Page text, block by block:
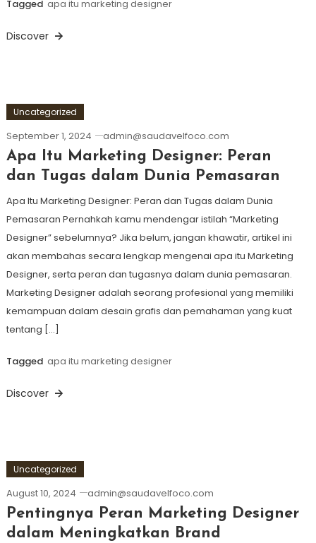
Tagged apa itu marketing designer
Discover
Uncategorized
September 1, 2024 admin@saudavelfoco.com
Apa Itu Marketing Designer: Peran
dan Tugas dalam Dunia Pemasaran
Apa Itu Marketing Designer: Peran dan Tugas dalam Dunia
Pemasaran Pernahkah kamu mendengar istilah “Marketing
Designer” sebelumnya? Jika belum, jangan khawatir, artikel ini
akan membahas secara lengkap mengenai apa itu Marketing
Designer, serta peran dan tugasnya dalam dunia pemasaran.
Marketing Designer adalah seorang profesional yang memiliki
kemampuan dalam desain grafis dan pemahaman yang kuat
tentang […]
Tagged apa itu marketing designer
Discover
Uncategorized
August 10, 2024 admin@saudavelfoco.com
Pentingnya Peran Marketing Designer
dalam Meningkatkan Brand